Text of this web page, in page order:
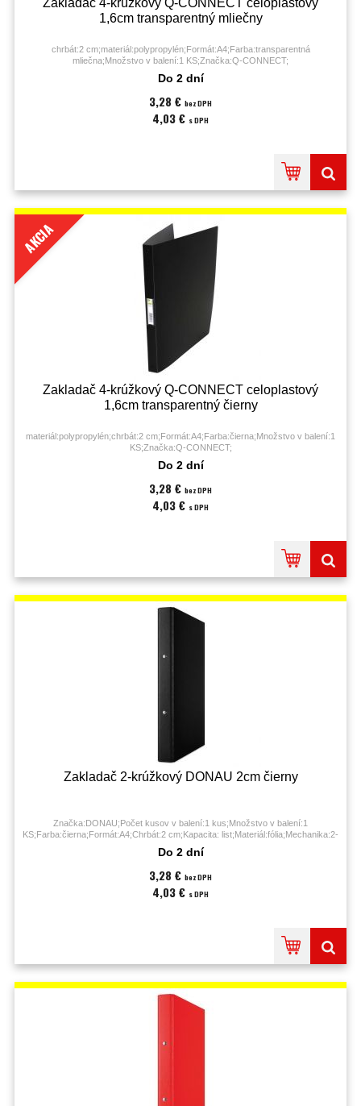
Zakladač 4-krúžkový Q-CONNECT celoplastový
1,6cm transparentný mliečny
chrbát:2 cm;materiál:polypropylén;Formát:A4;Farba:transparentná
mliečna;Množstvo v balení:1 KS;Značka:Q-CONNECT;
Do 2 dní
3,28 € bez DPH
4,03 € s DPH
AKCIA
Zakladač 4-krúžkový Q-CONNECT celoplastový
1,6cm transparentný čierny
materiál:polypropylén;chrbát:2 cm;Formát:A4;Farba:čierna;Množstvo v balení:1
KS;Značka:Q-CONNECT;
Do 2 dní
3,28 € bez DPH
4,03 € s DPH
Zakladač 2-krúžkový DONAU 2cm čierny
Značka:DONAU;Počet kusov v balení:1 kus;Množstvo v balení:1
KS;Farba:čierna;Formát:A4;Chrbát:2 cm;Kapacita: list;Materiál:fólia;Mechanika:2-
Do 2 dní
3,28 € bez DPH
4,03 € s DPH